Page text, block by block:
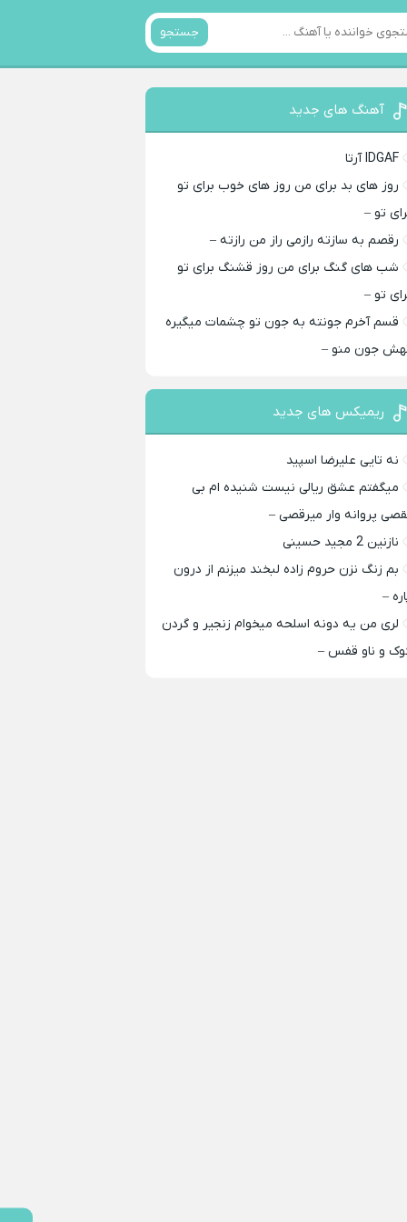
جستجو
آهنگ های جدید
IDGAF آرتا
روز های بد برای من روز های خوب برای تو
تو –
رقصم به سازته رازمی راز من رازته –
شب های گنگ برای من روز قشنگ برای تو
تو –
قسم آخرم جونته به جون تو چشمات میگیره
جون منو –
ریمیکس های جدید
نه تایی علیرضا اسپید
میگفتم عشق ریالی نیست شنیده ام بی
پروانه وار میرقصی –
نازنین 2 مجید حسینی
بم زنگ نزن حروم زاده لبخند میزنم از درون
–
لری من یه دونه اسلحه میخوام زﻧﺠﻴﺮ و ﮔﺮدن
و ﻧﺎو ﻗﻔﺲ –